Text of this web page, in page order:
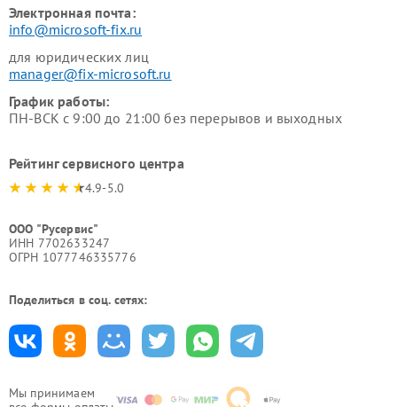
Мы принимаем
Электронная почта:
info@microsoft-fix.ru
для юридических лиц
manager@fix-microsoft.ru
График работы:
ПН-ВСК с 9:00 до 21:00 без перерывов и выходных
Рейтинг сервисного центра
4.9-5.0
ООО "Русервис"
ИНН 7702633247
ОГРН 1077746335776
Поделиться в соц. сетях: